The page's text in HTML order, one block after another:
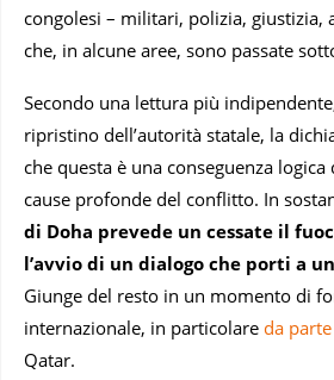
congolesi – militari, polizia, giustizia,
che, in alcune aree, sono passate
Secondo una lettura più
ripristino dell’autorità statale, la
che questa è una conseguenza
cause profonde del conflitto. In
di Doha prevede un cessate il
l’avvio di un dialogo che porti a
Giunge del resto in un momento di
internazionale, in particolare da
Qatar.